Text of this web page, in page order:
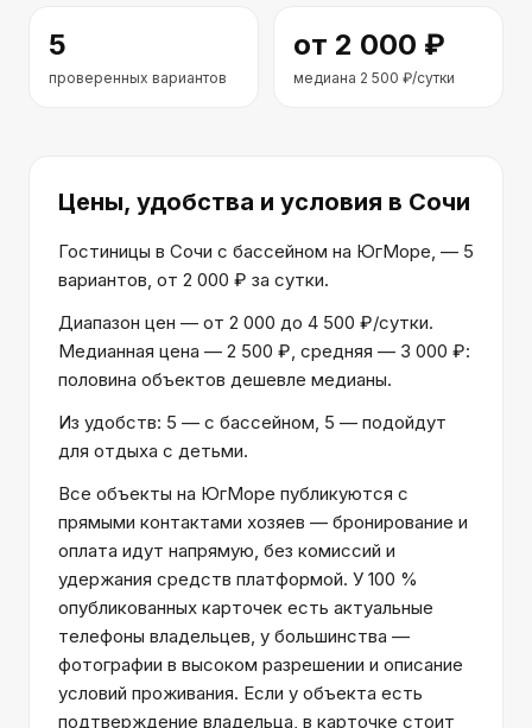
5
проверенных вариантов
от 2 000 ₽
медиана 2 500 ₽/сутки
Цены, удобства и условия в Сочи
Гостиницы в Сочи с бассейном на ЮгМоре, — 5
вариантов, от 2 000 ₽ за сутки.
Диапазон цен — от 2 000 до 4 500 ₽/сутки.
Медианная цена — 2 500 ₽, средняя — 3 000 ₽:
половина объектов дешевле медианы.
Из удобств: 5 — с бассейном, 5 — подойдут
для отдыха с детьми.
Все объекты на ЮгМоре публикуются с
прямыми контактами хозяев — бронирование и
оплата идут напрямую, без комиссий и
удержания средств платформой. У 100 %
опубликованных карточек есть актуальные
телефоны владельцев, у большинства —
фотографии в высоком разрешении и описание
условий проживания. Если у объекта есть
подтверждение владельца, в карточке стоит